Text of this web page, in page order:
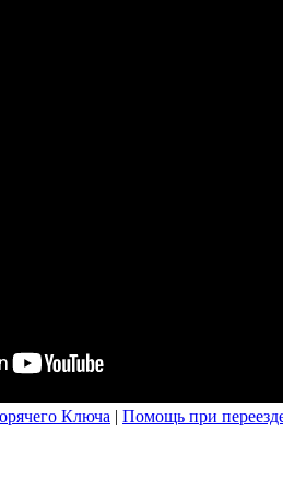
Ключа | Помощь при